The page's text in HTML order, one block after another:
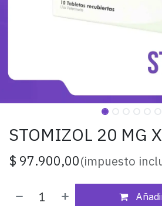
STOMIZOL 20 MG
$ 97.900,00(impuesto